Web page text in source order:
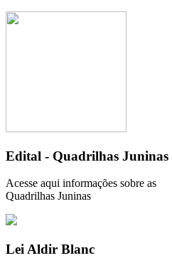
Edital - Quadrilhas Juninas
Acesse aqui informações sobre as
Quadrilhas Juninas
Lei Aldir Blanc